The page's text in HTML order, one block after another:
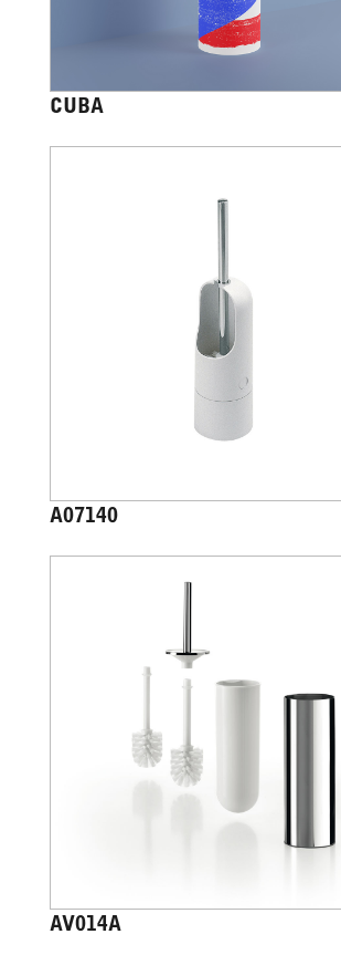
CUBA
A07140
AV014A